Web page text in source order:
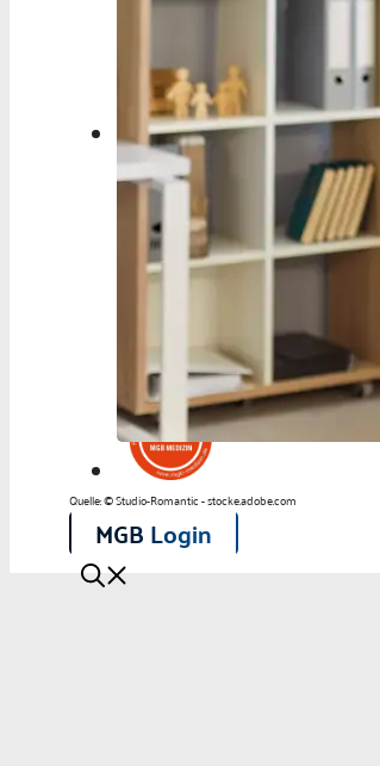
Personalia
Panorama
Service
Kongress
Literatur
Aus der Industrie
Videos
Veranstaltungen
Zahlen | Daten | Fakten
MGB Login
Quelle: © Studio-Romantic - stocke.adobe.com